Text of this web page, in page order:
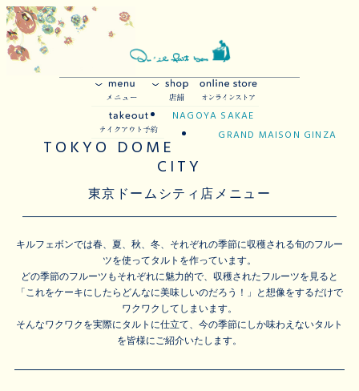
NAGOYA SAKAE
GRAND MAISON GINZA
TOKYO DOME
CITY
東京ドームシティ店メニュー
キルフェボンでは春、夏、秋、冬、それぞれの季節に収穫される旬のフルー
ツを使ってタルトを作っています。
どの季節のフルーツもそれぞれに魅力的で、収穫されたフルーツを見ると
「これをケーキにしたらどんなに美味しいのだろう！」と想像をするだけで
ワクワクしてしまいます。
そんなワクワクを実際にタルトに仕立て、今の季節にしか味わえないタルト
を皆様にご紹介いたします。